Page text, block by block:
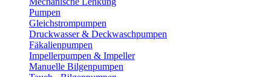
Pumpen
Gleichstrompumpen
Druckwasser & Deckwaschpumpen
Fäkalienpumpen
Impellerpumpen & Impeller
Manuelle Bilgenpumpen